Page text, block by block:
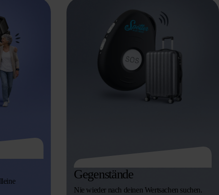
Gegenstände
Nie wieder nach deinen Wertsachen suchen.